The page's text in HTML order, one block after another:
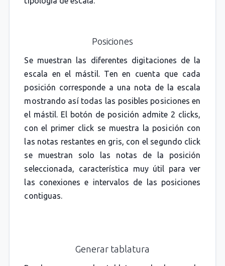
Posiciones
Se muestran las diferentes digitaciones de la
escala en el mástil. Ten en cuenta que cada
posición corresponde a una nota de la escala
mostrando así todas las posibles posiciones en
el mástil. El botón de posición admite 2 clicks,
con el primer click se muestra la posición con
las notas restantes en gris, con el segundo click
se muestran solo las notas de la posición
seleccionada, característica muy útil para ver
las conexiones e intervalos de las posiciones
contiguas.
Generar tablatura